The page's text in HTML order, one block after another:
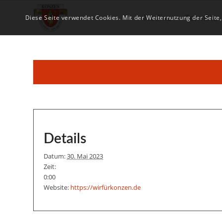
Hotline Termine
Details
Datum:30. Mai 2023
Zeit:
0:00
Website: https://wirfürkonzen.de
Diese Seite verwendet Cookies. Mit der Weiternutzung der